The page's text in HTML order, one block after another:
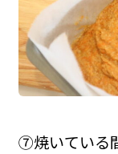
⑦焼いている